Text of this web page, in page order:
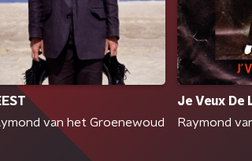
van het Groenewoud
Je Veux De
Raymond